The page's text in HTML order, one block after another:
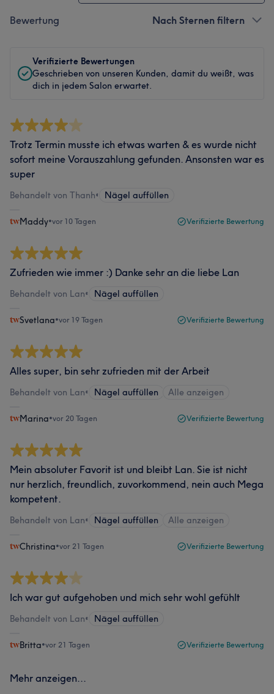
Bewertung Nach Sternen filtern
Verifizierte Bewertungen
Geschrieben von unseren Kunden, damit du weißt, was
dich in jedem Salon erwartet.
Trotz Termin musste ich etwas warten & es wurde nicht
sofort meine Vorauszahlung gefunden. Ansonsten war es
super
Behandelt von Thanh• Nägel auffüllen
Maddy•vor 10 Tagen Verifizierte Bewertung
Zufrieden wie immer :) Danke sehr an die liebe Lan
Behandelt von Lan• Nägel auffüllen
Svetlana•vor 19 Tagen Verifizierte Bewertung
Alles super, bin sehr zufrieden mit der Arbeit
Behandelt von Lan• Nägel auffüllen Alle anzeigen
Marina•vor 20 Tagen Verifizierte Bewertung
Mein absoluter Favorit ist und bleibt Lan. Sie ist nicht
nur herzlich, freundlich, zuvorkommend, nein auch Mega
kompetent.
Behandelt von Lan• Nägel auffüllen Alle anzeigen
Christina•vor 21 Tagen Verifizierte Bewertung
Ich war gut aufgehoben und mich sehr wohl gefühlt
Behandelt von Lan• Nägel auffüllen
Britta•vor 21 Tagen Verifizierte Bewertung
Mehr anzeigen...